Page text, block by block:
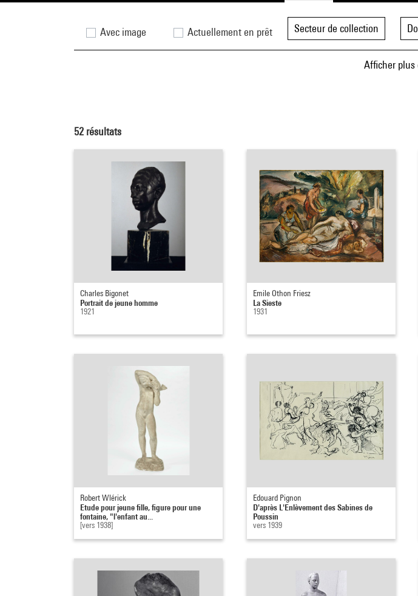
Avec image Actuellement en prêt Secteur de collection
Afficher plus
52 résultats
Charles Bigonet
Portrait de jeune homme
1921
Emile Othon Friesz
La Sieste
1931
Robert Wlérick
Etude pour jeune fille, figure pour une
fontaine, "l'enfant au...
[vers 1938]
Edouard Pignon
D'après L'Enlèvement des Sabines de
Poussin
vers 1939